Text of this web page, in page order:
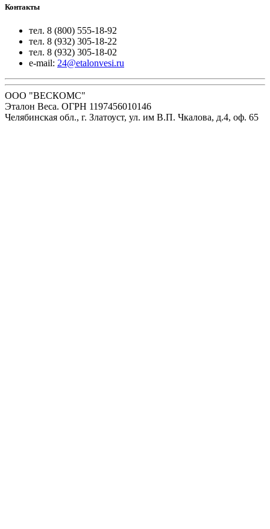
Контакты
тел. 8 (800) 555-18-92
тел. 8 (932) 305-18-22
тел. 8 (932) 305-18-02
e-mail: 24@etalonvesi.ru
ООО "ВЕСКОМС"
Эталон Веса. ОГРН 1197456010146
Челябинская обл., г. Златоуст, ул. им В.П. Чкалова, д.4, оф. 65